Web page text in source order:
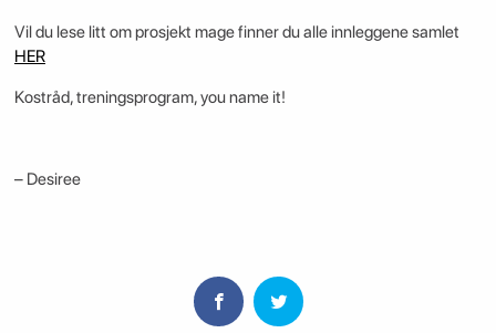
Vil du lese litt om prosjekt mage finner du alle innleggene samlet
HER
Kostråd, treningsprogram, you name it!
– Desiree